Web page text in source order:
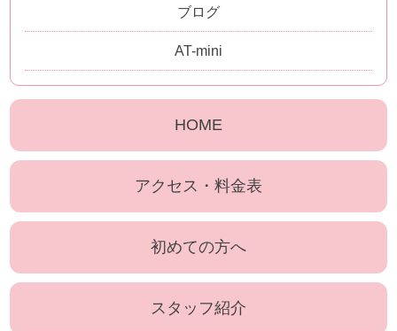
ブログ
AT-mini
HOME
アクセス・料金表
初めての方へ
スタッフ紹介